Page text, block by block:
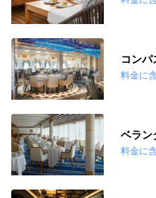
コンパ
料金に
ベラン
料金に